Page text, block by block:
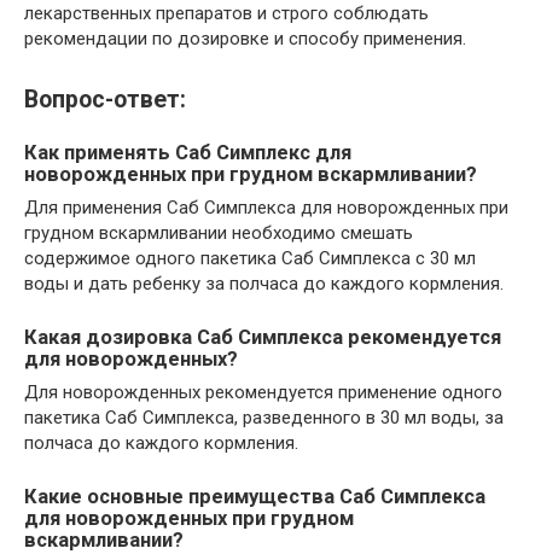
лекарственных препаратов и строго соблюдать
рекомендации по дозировке и способу применения.
Вопрос-ответ:
Как применять Саб Симплекс для
новорожденных при грудном вскармливании?
Для применения Саб Симплекса для новорожденных при
грудном вскармливании необходимо смешать
содержимое одного пакетика Саб Симплекса с 30 мл
воды и дать ребенку за полчаса до каждого кормления.
Какая дозировка Саб Симплекса рекомендуется
для новорожденных?
Для новорожденных рекомендуется применение одного
пакетика Саб Симплекса, разведенного в 30 мл воды, за
полчаса до каждого кормления.
Какие основные преимущества Саб Симплекса
для новорожденных при грудном
вскармливании?